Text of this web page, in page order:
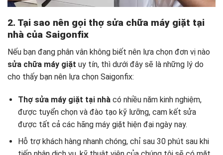
2. Tại sao nên gọi thợ sửa chữa máy giặt tại
nhà của Saigonfix
Nếu bạn đang phân vân không biết nên lựa chọn đơn vị nào
sửa chữa máy giặt uy tín, thì dưới đây sẽ là những lý do
cho thấy bạn nên lựa chọn Saigonfix:
Thợ sửa máy giặt tại nhà có nhiều năm kinh nghiệm,
được tuyển chọn và đào tạo kỹ lưỡng, cam kết sửa
được tất cả các hãng máy giặt hiện đại ngày nay.
Hỗ trợ khách hàng nhanh chóng, chỉ sau 30 phút sau khi